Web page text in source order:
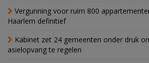
Vergunning voor ruim 800
Haarlem definitief
Kabinet zet 24 gemeenten onder druk
asielopvang te regelen